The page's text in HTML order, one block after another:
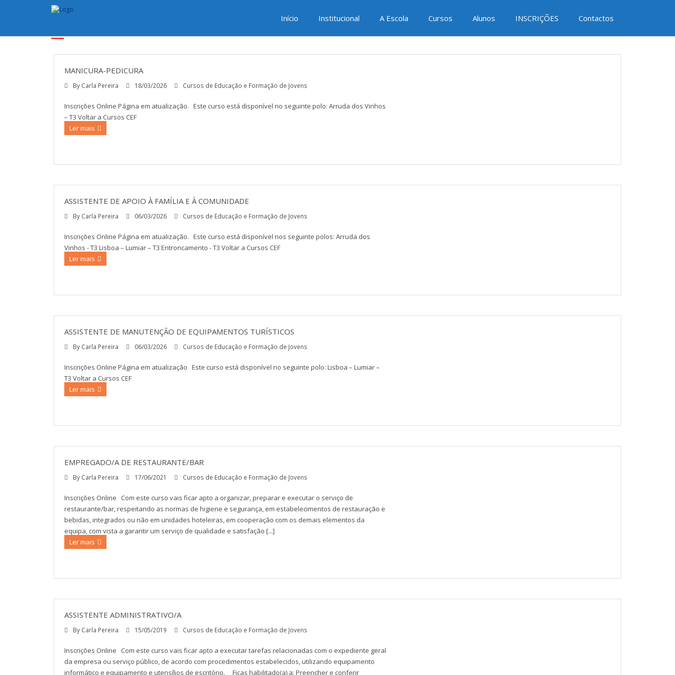
Início Institucional A Escola Cursos Alunos INSCRIÇÕES Contactos
CURSOS DE EDUCAÇÃO E FORMAÇÃO DE JOVENS
MANICURA-PEDICURA
By Carla Pereira 18/03/2026 Cursos de Educação e Formação de Jovens
Inscrições Online Página em atualização. Este curso está disponível no seguinte polo: Arruda dos Vinhos
– T3 Voltar a Cursos CEF
Ler mais
ASSISTENTE DE APOIO À FAMÍLIA E À COMUNIDADE
By Carla Pereira 06/03/2026 Cursos de Educação e Formação de Jovens
Inscrições Online Página em atualização. Este curso está disponível nos seguinte polos: Arruda dos
Vinhos - T3 Lisboa – Lumiar – T3 Entroncamento - T3 Voltar a Cursos CEF
Ler mais
ASSISTENTE DE MANUTENÇÃO DE EQUIPAMENTOS TURÍSTICOS
By Carla Pereira 06/03/2026 Cursos de Educação e Formação de Jovens
Inscrições Online Página em atualização Este curso está disponível no seguinte polo: Lisboa – Lumiar –
T3 Voltar a Cursos CEF
Ler mais
EMPREGADO/A DE RESTAURANTE/BAR
By Carla Pereira 17/06/2021 Cursos de Educação e Formação de Jovens
Inscrições Online Com este curso vais ficar apto a organizar, preparar e executar o serviço de
restaurante/bar, respeitando as normas de higiene e segurança, em estabelecimentos de restauração e
bebidas, integrados ou não em unidades hoteleiras, em cooperação com os demais elementos da
equipa, com vista a garantir um serviço de qualidade e satisfação [...]
Ler mais
ASSISTENTE ADMINISTRATIVO/A
By Carla Pereira 15/05/2019 Cursos de Educação e Formação de Jovens
Inscrições Online Com este curso vais ficar apto a executar tarefas relacionadas com o expediente geral
da empresa ou serviço público, de acordo com procedimentos estabelecidos, utilizando equipamento
informático e equipamento e utensílios de escritório. Ficas habilitado(a) a: Preencher e conferir